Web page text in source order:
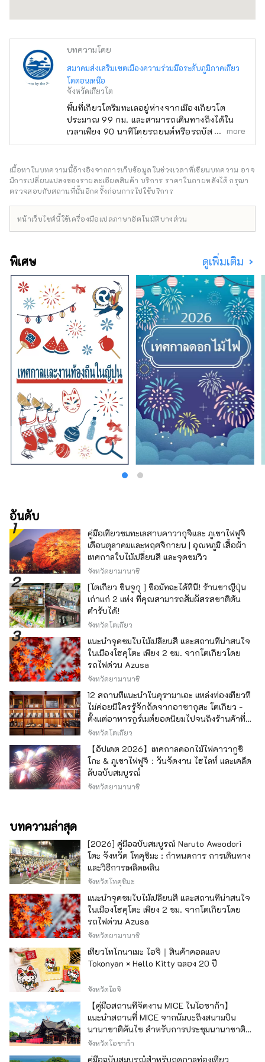
บทความโดย
สมาคมส่งเสริมเขตเมืองความร่วมมือระดับภูมิภาคเกียว
โตตอนเหนือ
จังหวัดเกียวโต
พื้นที่เกียวโตริมทะเลอยู่ห่างจากเมืองเกียวโต
ประมาณ 99 กม. และสามารถเดินทางถึงได้ใน
เวลาเพียง 90 นาทีโดยรถยนต์หรือรถบัส พื้นที่
ใกล้เคียงมีอีกด้านหนึ่งของเกียวโตพร้อม
ชาติโบราณ (Taniha no Kuni) ที่มีวัฒนธรรมขั้น
สูงซึ่งนำเข้ามาจากทวีปนี้และยังเป็นเวทีลับในการ
สร้างประเทศญี่ปุ่นอีกด้วย พื้นที่เกียวโตริมทะเล
สืบเชื้อสายของโทโยเกะโนะโอคามิ เทพแห่ง
โนะฮาชิดาเตะ ซึ่งเป็นต้นกำเนิดวัฒนธรรมเกียวโต
ที่ดึงดูดคนทั่วโลกและเป็นที่ใฝ่ฝันของชาวเมือง
หลวงในช่วงยุคเฮอันและมุโระมาจิ, ทางเดินทัง
โกะจิริเมนที่ทอด้วยไหมที่ทอมานานกว่า 300 ปี,
แหล่งมรดกอุตสาหกรรมสมัยใหม่ของไมซูรุและอะ
ยาเบะ, ทิวทัศน์ฟุนายะอัน ... เป็นภูมิภาคที่
วัฒนธรรม "ให้ความสำคัญกับความกลมกลืน"
ดำรงอยู่มาตั้งแต่สมัยโบราณ และเป็นสถานที่ที่
ผู้คนใจดีและคอยอำนวยความสะดวกให้กับนัก
ท่องเที่ยวเมื่อมาเยือน ทุกสิ่งที่ได้ลิ้มลองและพบเจอ
ที่นี่ล้วนเชื่อมโยงกับรากเหง้าของญี่ปุ่น นี่คือเกียว
โตแห่งท้องทะเล ต้นกำเนิดของญี่ปุ่นที่ดำรงอยู่บน
สวรรค์ โลก ภูเขา และท้องทะเล
more
เนื้อหาในบทความนี้อ้างอิงจากการเก็บข้อมูลในช่วงเวลาที่เขียนบทความ อาจ
มีการเปลี่ยนแปลงของรายละเอียดสินค้า บริการ ราคาในภายหลังได้ กรุณา
ตรวจสอบกับสถานที่นั้นอีกครั้งก่อนการไปใช้บริการ
หน้าเว็บไซต์นี้ใช้เครื่องมือแปลภาษาอัตโนมัติบางส่วน
พิเศษ ดูเพิ่มเติม
อันดับ
คู่มือเที่ยวชมทะเลสาบคาวากุจิและ ภูเขาไฟฟูจิ
เดือนตุลาคมและพฤศจิกายน | อุณหภูมิ เสื้อผ้า
เทศกาลใบไม้เปลี่ยนสี และจุดชมวิว
จังหวัดยามานาชิ
[โตเกียว ชินจูกุ ] ซื้อมัทฉะได้ที่นี่! ร้านชาญี่ปุ่น
เก่าแก่ 2 แห่ง ที่คุณสามารถสัมผัสรสชาติต้น
ตำรับได้!
จังหวัดโตเกียว
แนะนำจุดชมใบไม้เปลี่ยนสี และสถานที่น่าสนใจ
ในเมืองโฮคุโตะ เพียง 2 ชม. จากโตเกียวโดย
รถไฟด่วน Azusa
จังหวัดยามานาชิ
12 สถานที่แนะนำในคุรามาเอะ แหล่งท่องเที่ยวที่
ไม่ค่อยมีใครรู้จักถัดจากอาซากุสะ โตเกียว -
ตั้งแต่อาหารกูร์เมต์ยอดนิยมไปจนถึงร้านค้าที่มี
เอกลักษณ์ -
จังหวัดโตเกียว
【อัปเดต 2026】เทศกาลดอกไม้ไฟคาวากูชิ
โกะ & ภูเขาไฟฟูจิ：วันจัดงาน ไฮไลท์ และเคล็ด
ลับฉบับสมบูรณ์
จังหวัดยามานาชิ
บทความล่าสุด
[2026] คู่มือฉบับสมบูรณ์ Naruto Awaodori
โตะ จังหวัด โทคุชิมะ : กำหนดการ การเดินทาง
และวิธีการเพลิดเพลิน
จังหวัดโทคุชิมะ
แนะนำจุดชมใบไม้เปลี่ยนสี และสถานที่น่าสนใจ
ในเมืองโฮคุโตะ เพียง 2 ชม. จากโตเกียวโดย
รถไฟด่วน Azusa
จังหวัดยามานาชิ
เที่ยวโทโกนาเมะ ไอจิ｜สินค้าคอลแลบ
Tokonyan × Hello Kitty ฉลอง 20 ปี
จังหวัดไอจิ
【คู่มือสถานที่จัดงาน MICE ในโอซาก้า】
แนะนำสถานที่ MICE จากนัมบะถึงสนามบิน
นานาชาติคันไซ สำหรับการประชุมนานาชาติ
และกิจกรรมองค์กร
จังหวัดโอซาก้า
คู่มือฉบับสมบูรณ์สำหรับฤดูกาลท่องเที่ยว